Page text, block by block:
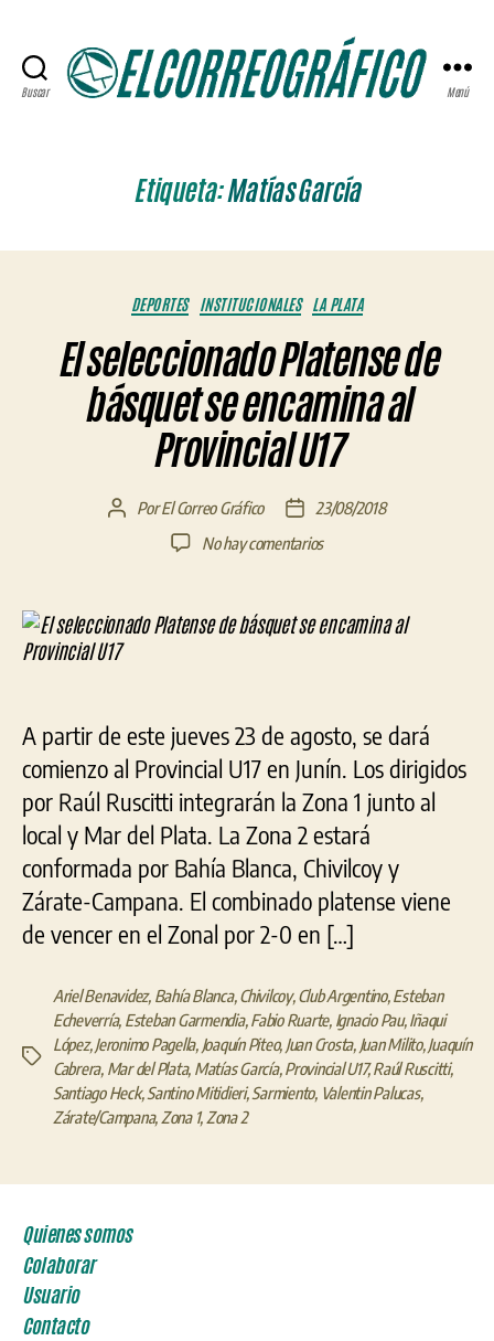
Buscar Menú
Etiqueta:Matías García
Categorías
DEPORTES INSTITUCIONALES LA PLATA
El seleccionado Platense de
básquet se encamina al
Provincial U17
AutorPorEl Correo Gráfico
Fecha23/08/2018
No hay comentariosen
Platense
de
al
Provincial
U17
A partir de este jueves 23 de agosto, se dará
comienzo al Provincial U17 en Junín. Los dirigidos
por Raúl Ruscitti integrarán la Zona 1 junto al
local y Mar del Plata. La Zona 2 estará
conformada por Bahía Blanca, Chivilcoy y
Zárate-Campana. El combinado platense viene
de vencer en el Zonal por 2-0 en […]
Etiquetas
Ariel Benavidez, Bahía Blanca, Chivilcoy, Club Argentino, Esteban
Echeverría, Esteban Garmendia, Fabio Ruarte, Ignacio Pau, Iñaqui
López, Jeronimo Pagella, Joaquín Piteo, Juan Crosta, Juan Milito, Juaquín
Cabrera, Mar del Plata, Matías García, Provincial U17,Raúl Ruscitti,
Santiago Heck, Santino Mitidieri, Sarmiento, Valentin Palucas,
Zárate/Campana, Zona 1, Zona 2
Quienes somos
Colaborar
Usuario
Contacto